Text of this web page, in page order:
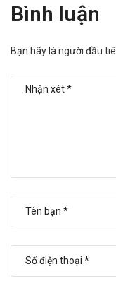
Bình luận
Bạn hãy là người đầu